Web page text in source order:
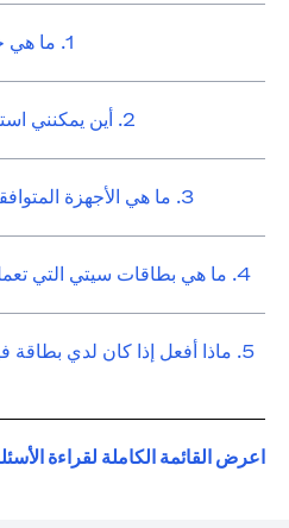
1. ما هي خدمة Apple Pay؟
2. أين يمكنني استخدام Apple Pay؟
3. ما هي الأجهزة المتوافقة مع Apple Pay؟
4. ما هي بطاقات سيتي التي تعمل مع Apple Pay؟
5. ماذا أفعل إذا كان لدي
اعرض القائمة الكاملة لقراءة